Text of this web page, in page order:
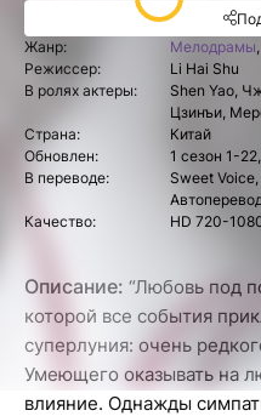
Жанр:
Мелодрамы,
Режиссер:
Li Hai Shu
В ролях актеры:
Shen Yao,
Цзинъи,
Страна:
Китай
Обновлен:
1 сезон 1-
В переводе:
Sweet
Качество:
HD 720-
Описание: “Любовь под
которой все события
суперлуния: очень
Умеющего оказывать на
влияние. Однажды